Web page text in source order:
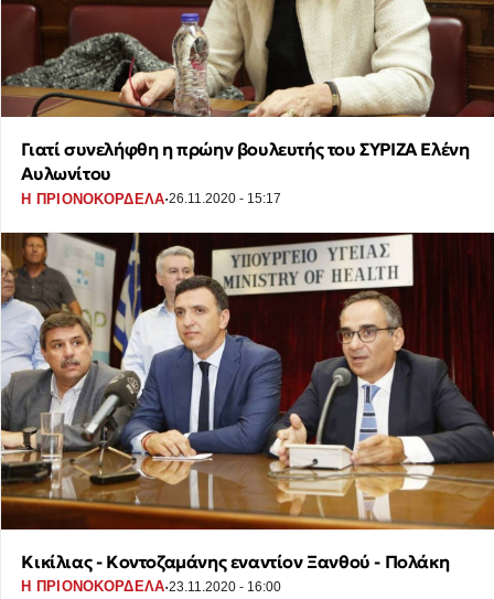
Γιατί συνελήφθη η πρώην βουλευτής του ΣΥΡΙΖΑ Ελένη
Αυλωνίτου
Η ΠΡΙΟΝΟΚΟΡΔΕΛΑ·26.11.2020 - 15:17
Κικίλιας - Κοντοζαμάνης εναντίον Ξανθού - Πολάκη
Η ΠΡΙΟΝΟΚΟΡΔΕΛΑ·23.11.2020 - 16:00